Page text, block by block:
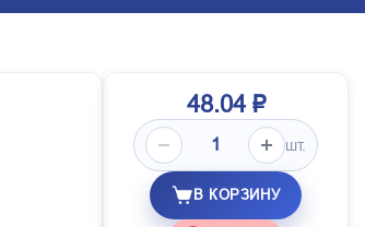
48.04 ₽
шт.
В КОРЗИНУ